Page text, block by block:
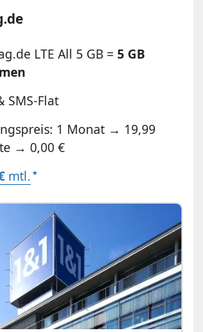
LTE All 5 GB =5 GB
SMS-Flat
1 Monat → 19,99
→ 0,00 €
mtl.